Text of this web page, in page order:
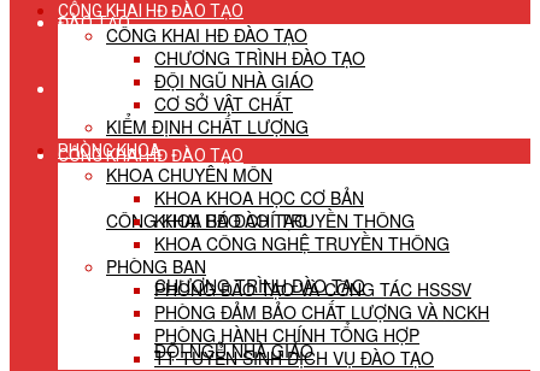
ĐÀO TẠO
TUYỂN SINH
CÔNG KHAI HĐ ĐÀO TẠO
CÔNG KHAI HĐ ĐÀO TẠO
CHƯƠNG TRÌNH ĐÀO TẠO
ĐỘI NGŨ NHÀ GIÁO
CÔNG KHAI HĐ ĐÀO TẠO
CÔNG KHAI HĐ ĐÀO TẠO
CHƯƠNG TRÌNH ĐÀO TẠO
ĐỘI NGŨ NHÀ GIÁO
CƠ SỞ VẬT CHẤT
KIỂM ĐỊNH CHẤT LƯỢNG
PHÒNG KHOA
KHOA CHUYÊN MÔN
KHOA KHOA HỌC CƠ BẢN
KHOA BÁO CHÍ TRUYỀN THÔNG
KHOA CÔNG NGHỆ TRUYỀN THÔNG
PHÒNG BAN
PHÒNG ĐÀO TẠO VÀ CÔNG TÁC HSSSV
PHÒNG ĐẢM BẢO CHẤT LƯỢNG VÀ NCKH
PHÒNG HÀNH CHÍNH TỔNG HỢP
TT TUYỂN SINH DỊCH VỤ ĐÀO TẠO